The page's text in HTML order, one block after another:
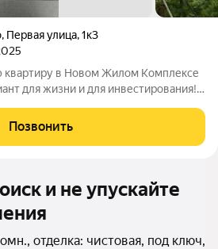
, Первая улица,1к3
квартиру в Новом Жилом Комплексе
для жизни и для инвеcтирования!
- 4.37 кв.м., комната - 15,29 кв.м.,
Позвонить
и не упускайте
отделка: чистовая, под ключ,